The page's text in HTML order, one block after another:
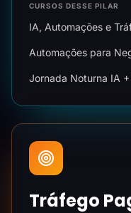
CURSOS DESSE PILAR
IA, Automações e
Automações para
Jornada Noturna IA
Tráfego